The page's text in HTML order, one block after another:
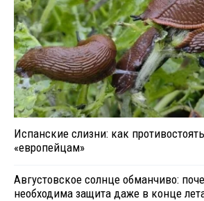
Испанские слизни: как
«европейцам»
Августовское солнце обманчиво:
необходима защита даже в конце